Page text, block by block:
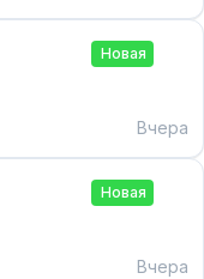
Новая
Вчера
Новая
Вчера